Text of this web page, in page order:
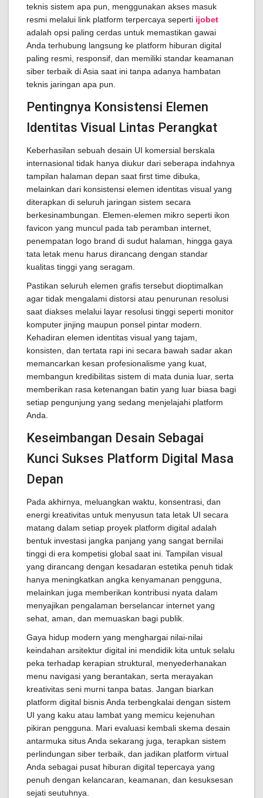
teknis sistem apa pun, menggunakan akses masuk
resmi melalui link platform terpercaya seperti ijobet
adalah opsi paling cerdas untuk memastikan gawai
Anda terhubung langsung ke platform hiburan digital
paling resmi, responsif, dan memiliki standar keamanan
siber terbaik di Asia saat ini tanpa adanya hambatan
teknis jaringan apa pun.
Pentingnya Konsistensi Elemen
Identitas Visual Lintas Perangkat
Keberhasilan sebuah desain UI komersial berskala
internasional tidak hanya diukur dari seberapa indahnya
tampilan halaman depan saat first time dibuka,
melainkan dari konsistensi elemen identitas visual yang
diterapkan di seluruh jaringan sistem secara
berkesinambungan. Elemen-elemen mikro seperti ikon
favicon yang muncul pada tab peramban internet,
penempatan logo brand di sudut halaman, hingga gaya
tata letak menu harus dirancang dengan standar
kualitas tinggi yang seragam.
Pastikan seluruh elemen grafis tersebut dioptimalkan
agar tidak mengalami distorsi atau penurunan resolusi
saat diakses melalui layar resolusi tinggi seperti monitor
komputer jinjing maupun ponsel pintar modern.
Kehadiran elemen identitas visual yang tajam,
konsisten, dan tertata rapi ini secara bawah sadar akan
memancarkan kesan profesionalisme yang kuat,
membangun kredibilitas sistem di mata dunia luar, serta
memberikan rasa ketenangan batin yang luar biasa bagi
setiap pengunjung yang sedang menjelajahi platform
Anda.
Keseimbangan Desain Sebagai
Kunci Sukses Platform Digital Masa
Depan
Pada akhirnya, meluangkan waktu, konsentrasi, dan
energi kreativitas untuk menyusun tata letak UI secara
matang dalam setiap proyek platform digital adalah
bentuk investasi jangka panjang yang sangat bernilai
tinggi di era kompetisi global saat ini. Tampilan visual
yang dirancang dengan kesadaran estetika penuh tidak
hanya meningkatkan angka kenyamanan pengguna,
melainkan juga memberikan kontribusi nyata dalam
menyajikan pengalaman berselancar internet yang
sehat, aman, dan memuaskan bagi publik.
Gaya hidup modern yang menghargai nilai-nilai
keindahan arsitektur digital ini mendidik kita untuk selalu
peka terhadap kerapian struktural, menyederhanakan
menu navigasi yang berantakan, serta merayakan
kreativitas seni murni tanpa batas. Jangan biarkan
platform digital bisnis Anda terbengkalai dengan sistem
UI yang kaku atau lambat yang memicu kejenuhan
pikiran pengguna. Mari evaluasi kembali skema desain
antarmuka situs Anda sekarang juga, terapkan sistem
perlindungan siber terbaik, dan jadikan platform virtual
Anda sebagai pusat hiburan digital tepercaya yang
penuh dengan kelancaran, keamanan, dan kesuksesan
sejati seutuhnya.